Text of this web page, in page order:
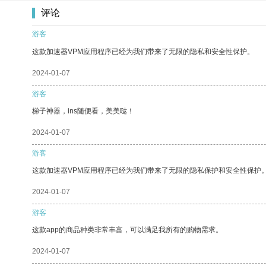
评论
游客
这款加速器VPM应用程序已经为我们带来了无限的隐私和安全性保护。
2024-01-07
游客
梯子神器，ins随便看，美美哒！
2024-01-07
游客
这款加速器VPM应用程序已经为我们带来了无限的隐私保护和安全性保护
2024-01-07
游客
这款app的商品种类非常丰富，可以满足我所有的购物需求。
2024-01-07